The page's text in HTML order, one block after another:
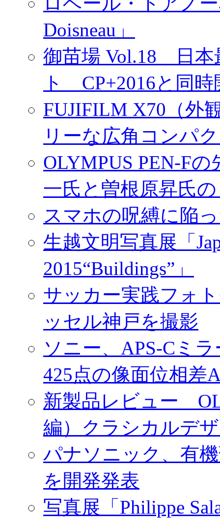
Doisneau」
御苗場 Vol.18 日本
ト CP+2016と同時
FUJIFILM X70（外
リーな広角コンパ
OLYMPUS PEN-F
一氏と曽根原昇氏
スマホの呪縛に陥
生越文明写真展「
2015“Buildings”」
サッカー実践フォ
ッセル神戸を撮影
ソニー、APS-Cミ
425点の像面位相
新製品レビュー
編）クラシカルデ
パナソニック、有
を開発発表
写真展「Philippe